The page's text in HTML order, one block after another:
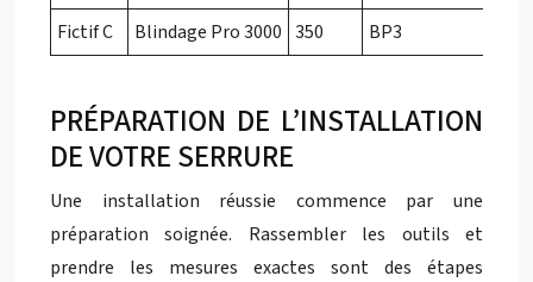
Fictif C
Blindage Pro 3000 350 BP3
PRÉPARATION DE L’INSTALLATION
DE VOTRE SERRURE
Une installation réussie commence par une
préparation soignée. Rassembler les outils et
prendre les mesures exactes sont des étapes